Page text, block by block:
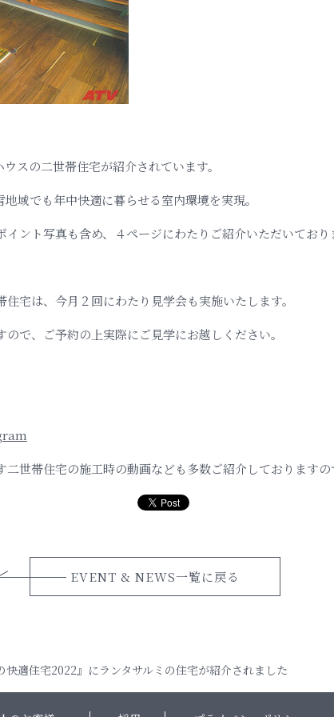
スの二世帯住宅が紹介されています。
域でも年中快適に暮らせる室内環境を実現。
ント写真も含め、４ページにわたりご紹介いただいており
宅は、今月２回にわたり見学会も実施いたします。
で、ご予約の上実際にご見学にお越しください。
世帯住宅の施工時の動画なども多数ご紹介しております
EVENT & NEWS一覧に戻る
快適住宅2022』にランタサルミの住宅が紹介されました